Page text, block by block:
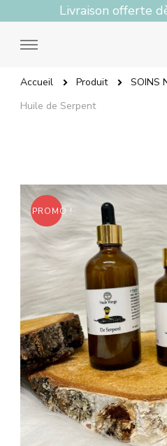
Livraison offerte
Accueil Produit
SOINS
Huile de Serpent
PROMO !